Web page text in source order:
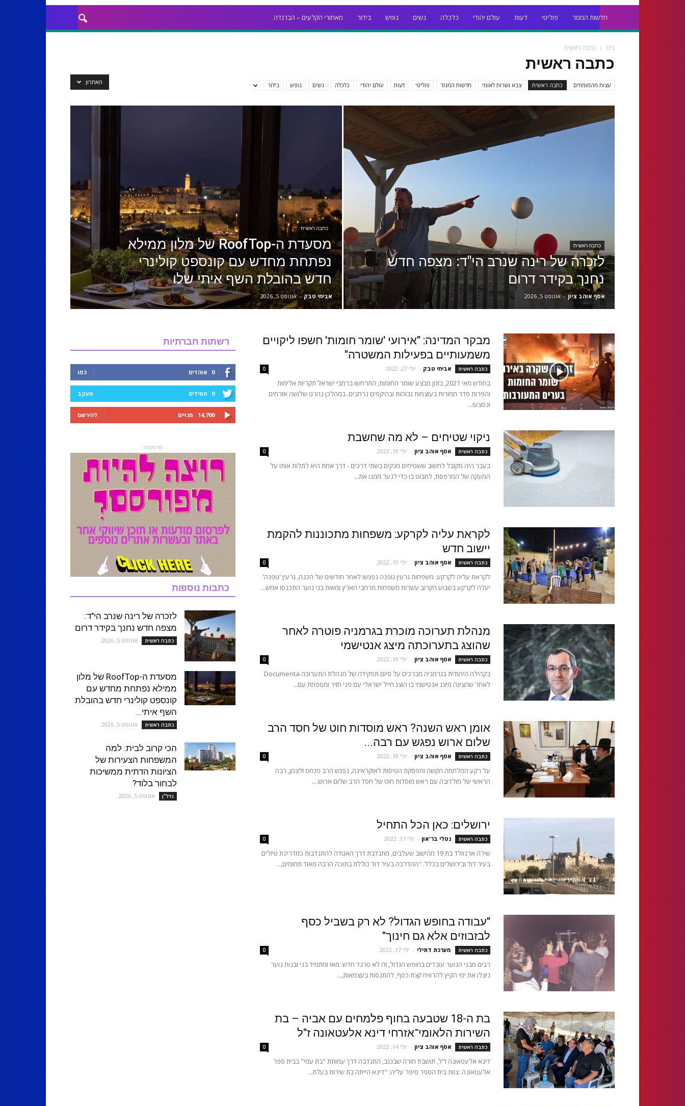
חדשות המגזר פוליטי דעות עולם יהודי כלכלה נשים נופש בידור מאחורי הקלעים – הברנז'ה
בית כתבה ראשית
כתבה ראשית
עצות מהמומחים כתבה ראשית צבא ושרות לאומי חדשות המגזר פוליטי דעות עולם יהודי כלכלה נשים נופש בידור האחרון
כתבה ראשית
לזכרה של רינה שנרב הי"ד: מצפה חדש
נחנך בקידר דרום
אסף אוהב ציון - אוגוסט 5, 2026
כתבה ראשית
מסעדת ה-RoofTop של מלון ממילא
נפתחת מחדש עם קונספט קולינרי
חדש בהובלת השף איתי שלו
אביחי טבק - אוגוסט 5, 2026
מבקר המדינה: "אירועי 'שומר חומות' חשפו ליקויים
משמעותיים בפעילות המשטרה"
כתבה ראשית אביחי טבק - יולי 27, 2022 0
בחודש מאי 2021, בזמן מבצע שומר החומות, התרחשו ברחבי ישראל תקריות אלימות
והפרות סדר חמורות בעוצמות גבוהות ובהיקפים נרחבים. במהלכן נהרגו שלושה אזרחים
ונפצעו...
ניקוי שטיחים – לא מה שחשבת
כתבה ראשית אסף אוהב ציון - יולי 19, 2022 0
בעבר היה מקובל לחשוב ששטיחים מנקים בשתי דרכים - דרך אחת היא לתלות אותו על
המעקה של המרפסת, לחבוט בו כדי לנער ממנו את...
לקראת עליה לקרקע: משפחות מתכוננות להקמת
יישוב חדש
כתבה ראשית אסף אוהב ציון - יולי 19, 2022 0
לקראת עליה לקרקע: משפחות גרעין גופנה נפגשו לאחר חודשים של הכנה, גרעין 'גופנה'
יעלה לקרקע בשבוע הקרוב עשרות משפחות מרחבי הארץ ומאות בני נוער התכנסו אמש...
מנהלת תערוכה מוכרת בגרמניה פוטרה לאחר
שהוצג בתערוכתה מיצג אנטישמי
כתבה ראשית אסף אוהב ציון - יולי 19, 2022 0
בקהילה היהודית בגרמניה מברכים על סיום תפקידה של מנהלת התערוכה Documenta
לאחר שהציגה מיצג אנטישמי בו הוצג חייל ישראלי עם פני חזיר ומטפחת עם...
אומן ראש השנה? ראש מוסדות חוט של חסד הרב
שלום ארוש נפגש עם רבה...
כתבה ראשית אסף אוהב ציון - יולי 18, 2022 0
על רקע המלחמה הקשה והפסקת הטיסות לאוקראינה, נפגש הרב פנחס זלצמן, רבה
הראשי של מולדובה עם ראש מוסדות חוט של חסד הרב שלום ארוש....
ירושלים: כאן הכל התחיל
כתבה ראשית נטלי בר־און - יולי 17, 2022 0
שירה ארנוולד בת 19 מהישוב שעלבים, מתנדבת דרך האגודה להתנדבות כמדריכת טיולים
בעיר דוד ובירושלים בכלל. "ההדרכה בעיר דוד כוללת בתוכה הרבה מאוד תחומים,...
"עבודה בחופש הגדול? לא רק בשביל כסף
לבזבוזים אלא גם חינוך"
כתבה ראשית מערכת דתילי - יולי 17, 2022 0
רבים מבני הנוער עובדים בחופש הגדול, זה לא טרנד חדש. מאז ומתמיד בני ובנות נוער
ניצלו את ימי הקיץ להרוויח קצת כסף, להתנסות בעצמאות,...
בת ה-18 שטבעה בחוף פלמחים עם אביה – בת
השירות הלאומי־אזרחי דינא אלעטאונה ז"ל
כתבה ראשית אסף אוהב ציון - יולי 14, 2022 0
דינא אלעטאונה ז"ל, תושבת חורה שבנגב, התנדבה דרך עמותת "בת עמי" בבית ספר
אלעטאונה. צוות בית הספר סיפר עליה: "דינא הייתה בת שירות בעלת...
רשתות חברתיות
0 אוהדים כמו
0 חסידים מעקב
14,700 מנויים להירשם
- פרסומת -
כתבות נוספות
לזכרה של רינה שנרב הי"ד:
מצפה חדש נחנך בקידר דרום
כתבה ראשית אוגוסט 5, 2026
מסעדת ה-RoofTop של מלון
ממילא נפתחת מחדש עם
קונספט קולינרי חדש בהובלת
השף איתי...
כתבה ראשית אוגוסט 5, 2026
הכי קרוב לבית: למה
המשפחות הצעירות של
הציונות הדתית ממשיכות
לבחור בלוד?
נדל''ן אוגוסט 5, 2026